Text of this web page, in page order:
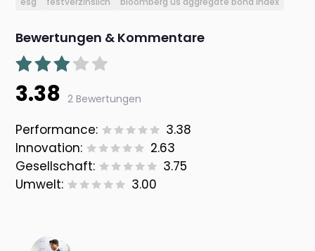
Bewertungen & Kommentare
3.38 2 Bewertungen
Performance:
3.38
Innovation:
2.63
Gesellschaft:
3.75
Umwelt:
3.00